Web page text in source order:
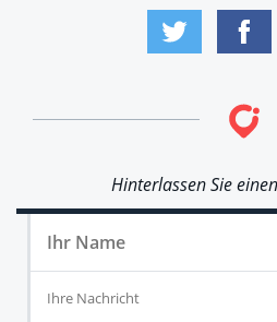
Hinterlassen Sie